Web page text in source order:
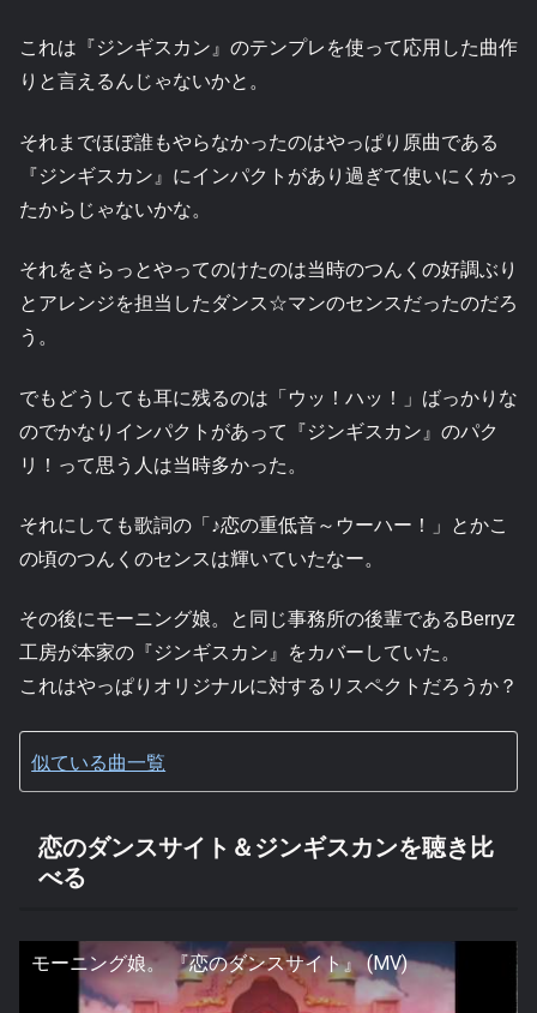
これは『ジンギスカン』のテンプレを使って応用した曲作
りと言えるんじゃないかと。
それまでほぼ誰もやらなかったのはやっぱり原曲である
『ジンギスカン』にインパクトがあり過ぎて使いにくかっ
たからじゃないかな。
それをさらっとやってのけたのは当時のつんくの好調ぶり
とアレンジを担当したダンス☆マンのセンスだったのだろ
う。
でもどうしても耳に残るのは「ウッ！ハッ！」ばっかりな
のでかなりインパクトがあって『ジンギスカン』のパク
リ！って思う人は当時多かった。
それにしても歌詞の「♪恋の重低音～ウーハー！」とかこ
の頃のつんくのセンスは輝いていたなー。
その後にモーニング娘。と同じ事務所の後輩であるBerryz
工房が本家の『ジンギスカン』をカバーしていた。
これはやっぱりオリジナルに対するリスペクトだろうか？
似ている曲一覧
恋のダンスサイト＆ジンギスカンを聴き比
べる
モーニング娘。 『恋のダンスサイト』 (MV)